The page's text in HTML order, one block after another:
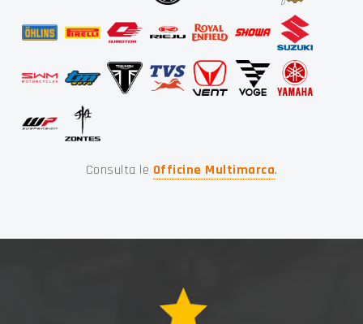
Consulta le Officine Multimarca.